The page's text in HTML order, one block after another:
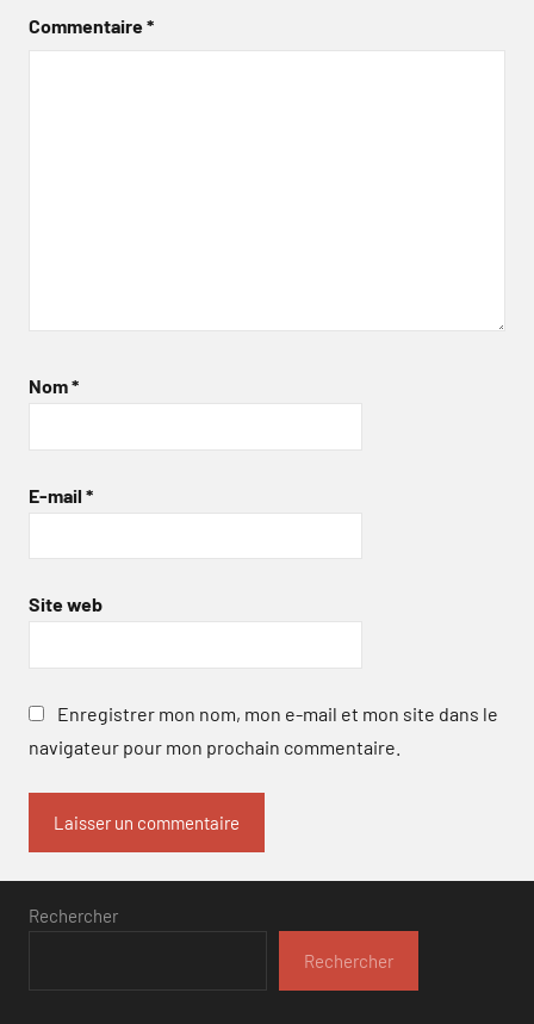
Commentaire*
Nom*
E-mail *
Site web
Enregistrer mon nom, mon e-mail et mon site dans le
navigateur pour mon prochain commentaire.
Rechercher
Rechercher